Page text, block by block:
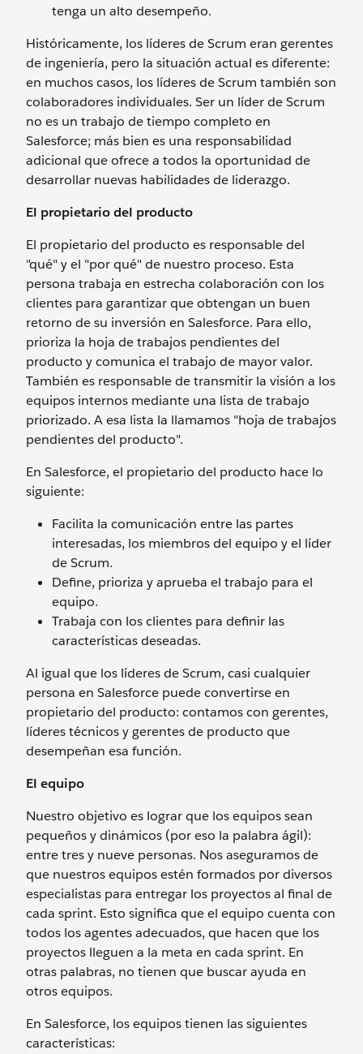
tenga un alto desempeño.
Históricamente, los líderes de Scrum eran gerentes
de ingeniería, pero la situación actual es diferente:
en muchos casos, los líderes de Scrum también son
colaboradores individuales. Ser un líder de Scrum
no es un trabajo de tiempo completo en
Salesforce; más bien es una responsabilidad
adicional que ofrece a todos la oportunidad de
desarrollar nuevas habilidades de liderazgo.
El propietario del producto
El propietario del producto es responsable del
"qué" y el "por qué" de nuestro proceso. Esta
persona trabaja en estrecha colaboración con los
clientes para garantizar que obtengan un buen
retorno de su inversión en Salesforce. Para ello,
prioriza la hoja de trabajos pendientes del
producto y comunica el trabajo de mayor valor.
También es responsable de transmitir la visión a los
equipos internos mediante una lista de trabajo
priorizado. A esa lista la llamamos "hoja de trabajos
pendientes del producto".
En Salesforce, el propietario del producto hace lo
siguiente:
Facilita la comunicación entre las partes
interesadas, los miembros del equipo y el líder
de Scrum.
Define, prioriza y aprueba el trabajo para el
equipo.
Trabaja con los clientes para definir las
características deseadas.
Al igual que los líderes de Scrum, casi cualquier
persona en Salesforce puede convertirse en
propietario del producto: contamos con gerentes,
líderes técnicos y gerentes de producto que
desempeñan esa función.
El equipo
Nuestro objetivo es lograr que los equipos sean
pequeños y dinámicos (por eso la palabra ágil):
entre tres y nueve personas. Nos aseguramos de
que nuestros equipos estén formados por diversos
especialistas para entregar los proyectos al final de
cada sprint. Esto significa que el equipo cuenta con
todos los agentes adecuados, que hacen que los
proyectos lleguen a la meta en cada sprint. En
otras palabras, no tienen que buscar ayuda en
otros equipos.
En Salesforce, los equipos tienen las siguientes
características: